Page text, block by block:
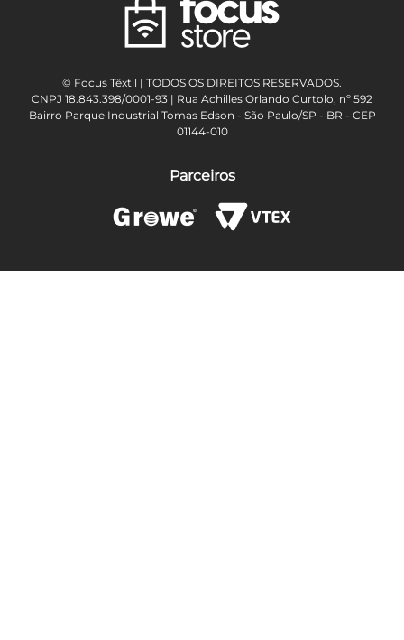
© Focus Têxtil | TODOS OS DIREITOS RESERVADOS.
CNPJ 18.843.398/0001-93 | Rua Achilles Orlando Curtolo, nº 592
Bairro Parque Industrial Tomas Edson - São Paulo/SP - BR - CEP
01144-010
Parceiros